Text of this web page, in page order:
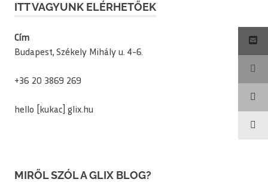
ITT VAGYUNK ELÉRHETŐEK
Cím
Budapest, Székely Mihály u. 4-6.
+36 20 3869 269
hello [kukac] glix.hu
MIRŐL SZÓL A GLIX BLOG?